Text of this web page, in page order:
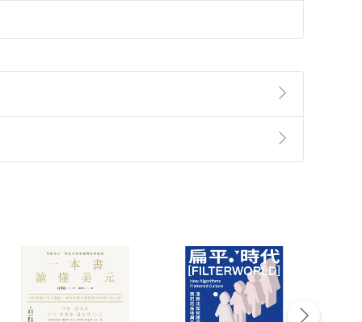
第2條第5款之規定，「非以有形媒介提供之數位
點選「瀏覽訂單明細」 「申請取消訂單/退
貨。
付款方式
Payment
完成訂單
Complete